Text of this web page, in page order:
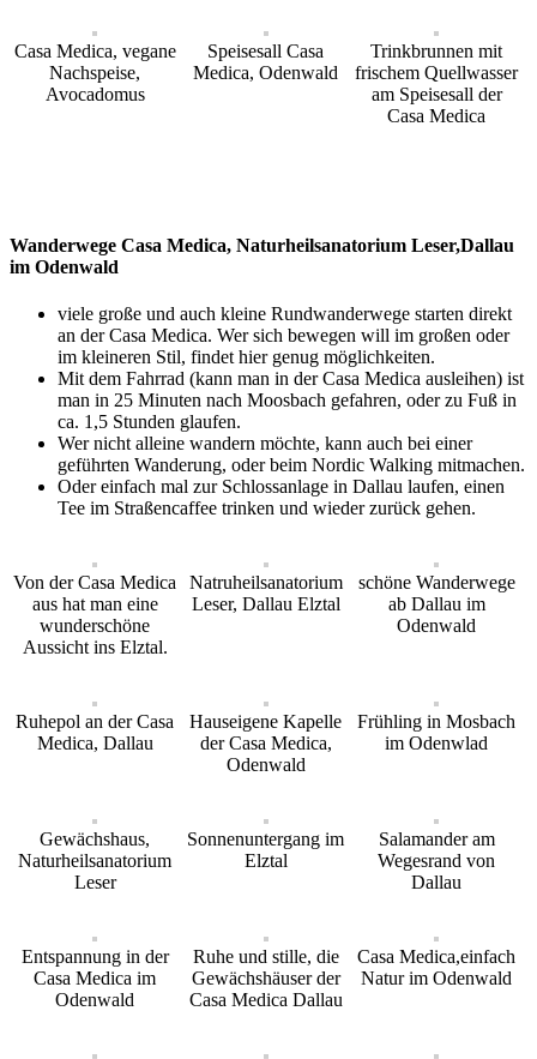
Casa Medica, vegane
Nachspeise,
Avocadomus
Speisesall Casa
Medica, Odenwald
Trinkbrunnen mit
frischem Quellwasser
am Speisesall der
Casa Medica
Wanderwege Casa Medica, Naturheilsanatorium Leser,Dallau
im Odenwald
viele große und auch kleine Rundwanderwege starten direkt
an der Casa Medica. Wer sich bewegen will im großen oder
im kleineren Stil, findet hier genug möglichkeiten.
Mit dem Fahrrad (kann man in der Casa Medica ausleihen) ist
man in 25 Minuten nach Moosbach gefahren, oder zu Fuß in
ca. 1,5 Stunden glaufen.
Wer nicht alleine wandern möchte, kann auch bei einer
geführten Wanderung, oder beim Nordic Walking mitmachen.
Oder einfach mal zur Schlossanlage in Dallau laufen, einen
Tee im Straßencaffee trinken und wieder zurück gehen.
Von der Casa Medica
aus hat man eine
wunderschöne
Aussicht ins Elztal.
Natruheilsanatorium
Leser, Dallau Elztal
schöne Wanderwege
ab Dallau im
Odenwald
Ruhepol an der Casa
Medica, Dallau
Hauseigene Kapelle
der Casa Medica,
Odenwald
Frühling in Mosbach
im Odenwlad
Gewächshaus,
Naturheilsanatorium
Leser
Sonnenuntergang im
Elztal
Salamander am
Wegesrand von
Dallau
Entspannung in der
Casa Medica im
Odenwald
Ruhe und stille, die
Gewächshäuser der
Casa Medica Dallau
Casa Medica,einfach
Natur im Odenwald